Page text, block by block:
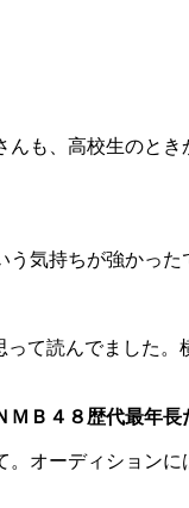
も、高校生のとき
気持ちが強かった
て読んでました。
Ｂ４８歴代最年長
オーディションに